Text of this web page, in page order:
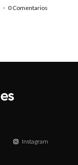
· 0 Comentarios
Instagram